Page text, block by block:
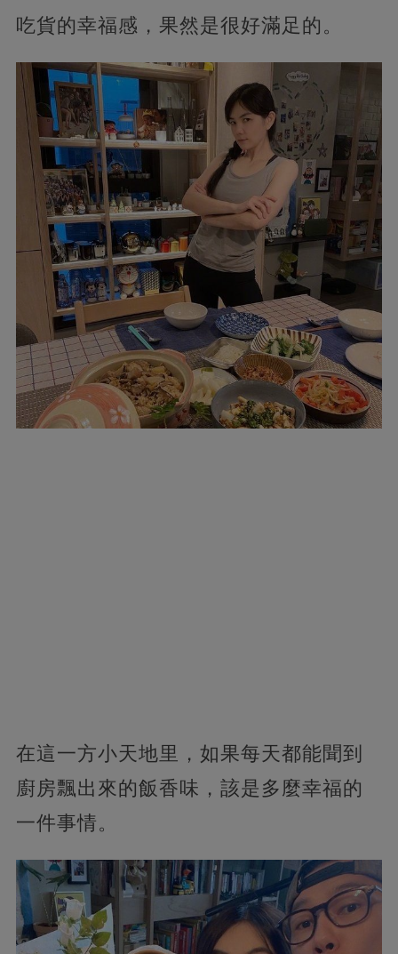
吃貨的幸福感，果然是很好滿足的。
在這一方小天地里，如果每天都能聞到
廚房飄出來的飯香味，該是多麼幸福的
一件事情。